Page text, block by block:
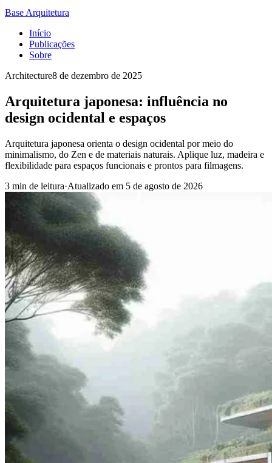
Base Arquitetura
Início
Publicações
Sobre
Architecture8 de dezembro de 2025
Arquitetura japonesa: influência no
design ocidental e espaços
Arquitetura japonesa orienta o design ocidental por meio do
minimalismo, do Zen e de materiais naturais. Aplique luz, madeira e
flexibilidade para espaços funcionais e prontos para filmagens.
3 min de leitura·Atualizado em 5 de agosto de 2026